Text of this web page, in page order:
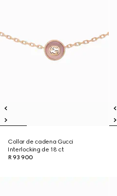
Collar de cadena Gucci
Interlocking de 18 ct
R 93 900